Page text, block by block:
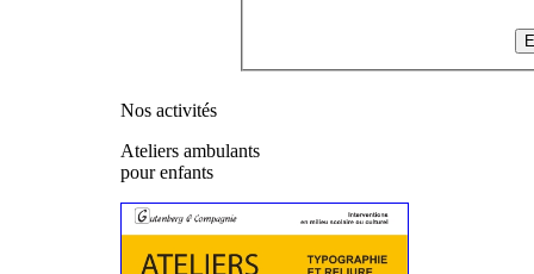
Nos activités
Ateliers ambulants
pour enfants